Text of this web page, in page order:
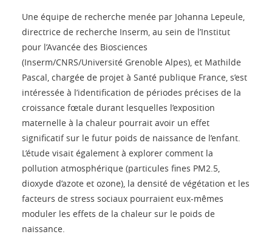
Une équipe de recherche menée par Johanna Lepeule,
directrice de recherche Inserm, au sein de l’Institut
pour l’Avancée des Biosciences
(Inserm/CNRS/Université Grenoble Alpes), et Mathilde
Pascal, chargée de projet à Santé publique France, s’est
intéressée à l’identification de périodes précises de la
croissance fœtale durant lesquelles l’exposition
maternelle à la chaleur pourrait avoir un effet
significatif sur le futur poids de naissance de l’enfant.
L’étude visait également à explorer comment la
pollution atmosphérique (particules fines PM2.5,
dioxyde d’azote et ozone), la densité de végétation et les
facteurs de stress sociaux pourraient eux-mêmes
moduler les effets de la chaleur sur le poids de
naissance.